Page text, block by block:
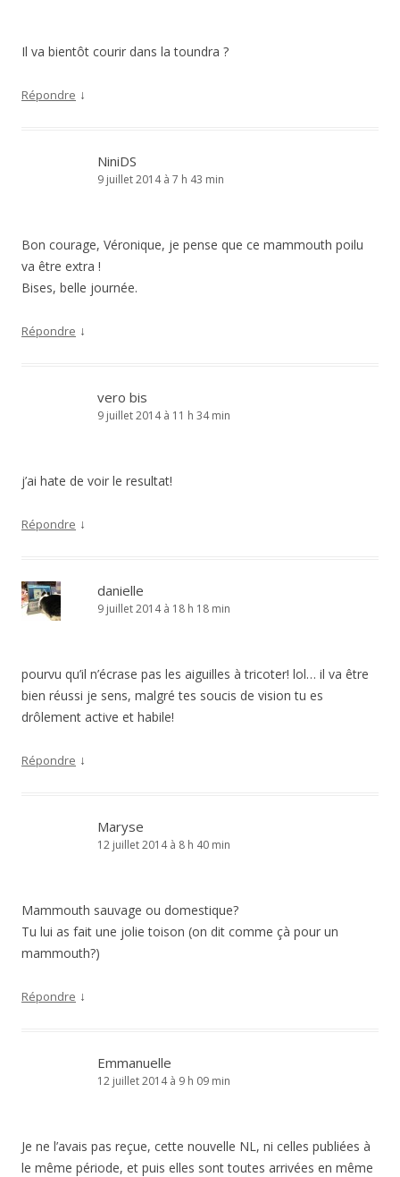
Il va bientôt courir dans la toundra ?
Répondre ↓
NiniDS
9 juillet 2014 à 7 h 43 min
Bon courage, Véronique, je pense que ce mammouth poilu
va être extra !
Bises, belle journée.
Répondre ↓
vero bis
9 juillet 2014 à 11 h 34 min
j’ai hate de voir le resultat!
Répondre ↓
danielle
9 juillet 2014 à 18 h 18 min
pourvu qu’il n’écrase pas les aiguilles à tricoter! lol… il va être
bien réussi je sens, malgré tes soucis de vision tu es
drôlement active et habile!
Répondre ↓
Maryse
12 juillet 2014 à 8 h 40 min
Mammouth sauvage ou domestique?
Tu lui as fait une jolie toison (on dit comme çà pour un
mammouth?)
Répondre ↓
Emmanuelle
12 juillet 2014 à 9 h 09 min
Je ne l’avais pas reçue, cette nouvelle NL, ni celles publiées à
le même période, et puis elles sont toutes arrivées en même